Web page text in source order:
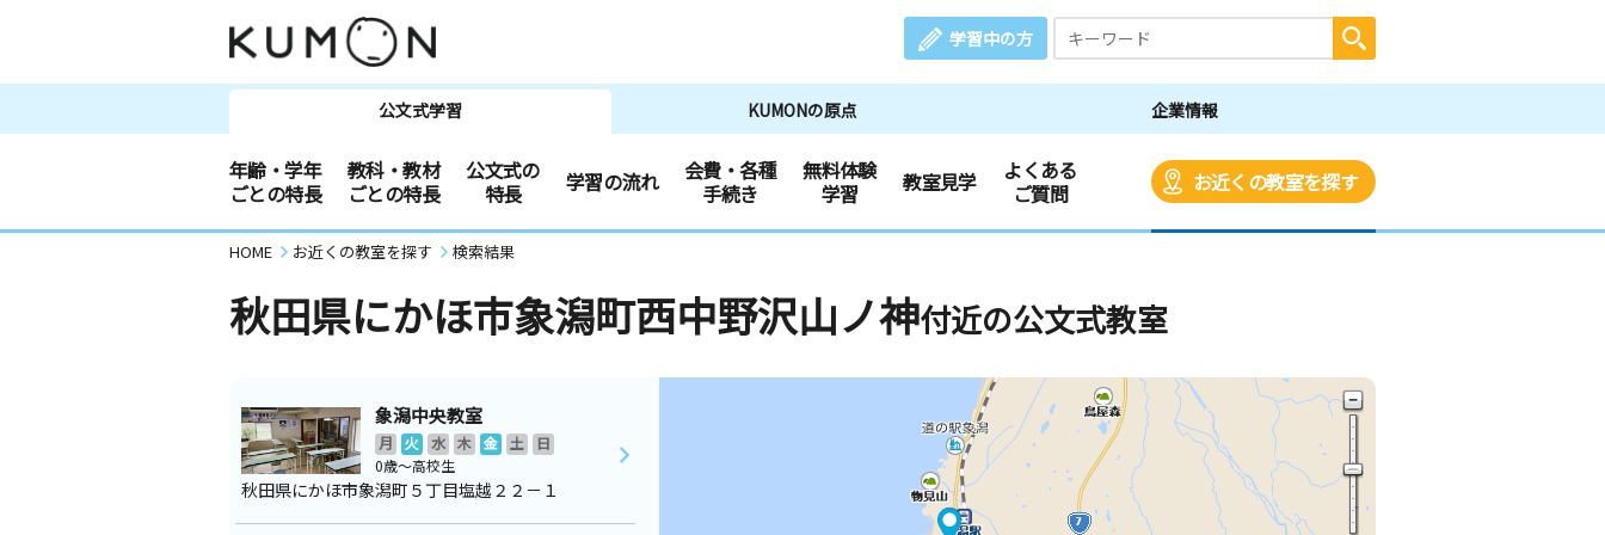
学習中の方
公文式学習 KUMONの原点 企業情報
年齢・学年
ごとの特長
教科・教材
ごとの特長
公文式の
特長
学習の流れ
会費・各種
手続き
無料体験
学習
教室見学
よくある
ご質問
お近くの教室を探す
HOME お近くの教室を探す 検索結果
秋田県にかほ市象潟町西中野沢山ノ神付近の公文式教室
象潟中央教室
月 火 水 木 金 土
日
0歳～高校生
秋田県にかほ市象潟町５丁目塩越２２－１